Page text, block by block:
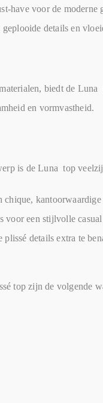
have voor de
details en
biedt de
en vormvastheid.
is de Luna top
chique,
voor een stijlvolle
plissé details extra te
top zijn de volgende